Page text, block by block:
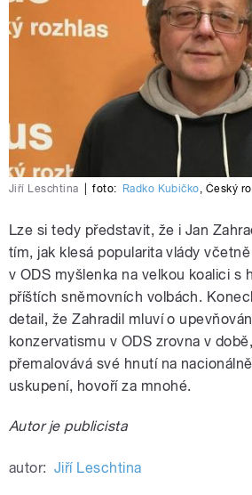
Jiří Leschtina foto: Radko Kubičko, Český
Lze si tedy představit, že i Jan
tím, jak klesá popularita vlády
v ODS myšlenka na velkou koalici s
příštích sněmovních volbách.
detail, že Zahradil mluví o
konzervatismu v ODS zrovna v
přemalovává své hnutí na
uskupení, hovoří za mnohé.
Autor je publicista
autor: Jiří Leschtina